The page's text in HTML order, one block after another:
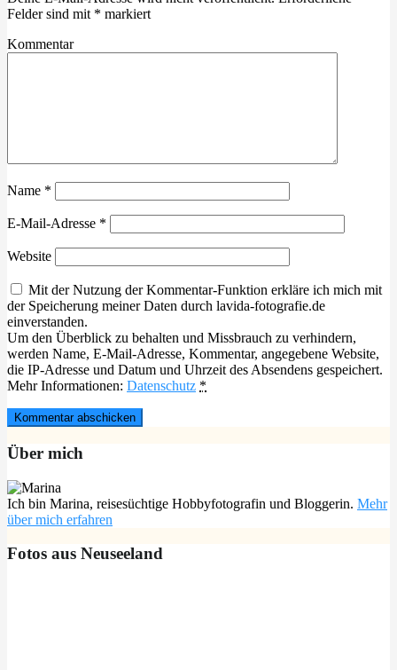
Felder sind mit * markiert
Kommentar
Name *
E-Mail-Adresse *
Website
Mit der Nutzung der Kommentar-Funktion erkläre ich mich mit
der Speicherung meiner Daten durch lavida-fotografie.de
einverstanden.
Um den Überblick zu behalten und Missbrauch zu verhindern,
werden Name, E-Mail-Adresse, Kommentar, angegebene Website,
die IP-Adresse und Datum und Uhrzeit des Absendens gespeichert.
Mehr Informationen: Datenschutz *
Über mich
Ich bin Marina, reisesüchtige Hobbyfotografin und Bloggerin. Mehr
über mich erfahren
Fotos aus Neuseeland